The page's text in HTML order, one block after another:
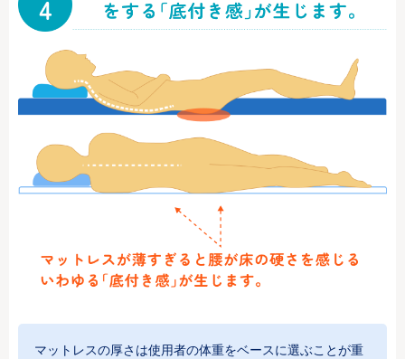
マットレスの厚さは使用者の体重をベースに選ぶことが重